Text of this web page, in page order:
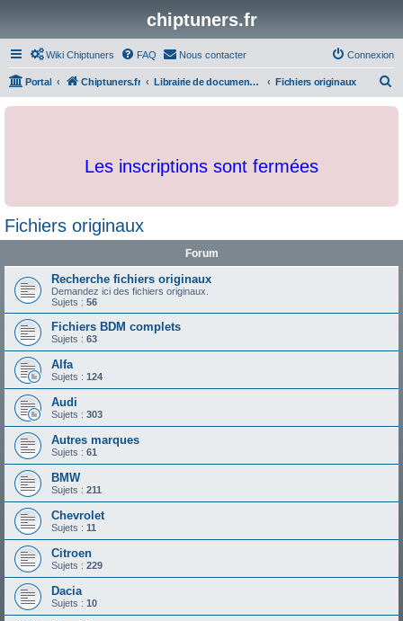
chiptuners.fr
Wiki Chiptuners FAQ Nous contacter Connexion
Portal Chiptuners.fr Librairie de documents et originaux Fichiers originaux
c
Les inscriptions sont fermées
Fichiers originaux
Forum
Recherche fichiers originaux
Demandez ici des fichiers originaux.
Sujets : 56
Fichiers BDM complets
Sujets : 63
Alfa
Sujets : 124
Audi
Sujets : 303
Autres marques
Sujets : 61
BMW
Sujets : 211
Chevrolet
Sujets : 11
Citroen
Sujets : 229
Dacia
Sujets : 10